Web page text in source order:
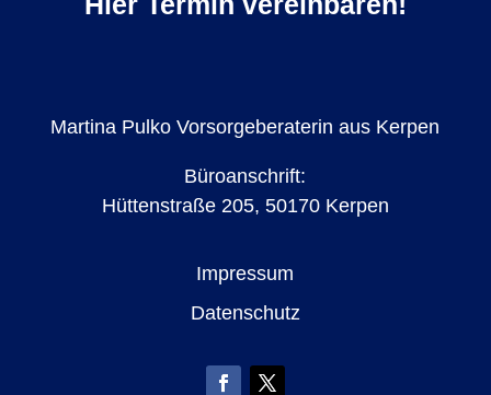
Martina Pulko Vorsorgeberaterin aus Kerpen
Büroanschrift:
Hüttenstraße 205, 50170 Kerpen
Impressum
Datenschutz